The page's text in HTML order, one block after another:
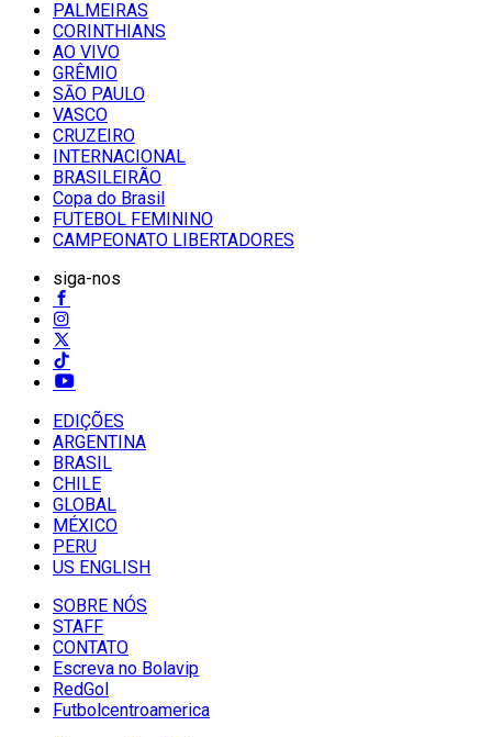
PALMEIRAS
CORINTHIANS
AO VIVO
GRÊMIO
SĀO PAULO
VASCO
CRUZEIRO
INTERNACIONAL
BRASILEIRÃO
Copa do Brasil
FUTEBOL FEMININO
CAMPEONATO LIBERTADORES
siga-nos
EDIÇÕES
ARGENTINA
BRASIL
CHILE
GLOBAL
MÉXICO
PERU
US ENGLISH
SOBRE NÓS
STAFF
CONTATO
Escreva no Bolavip
RedGol
Futbolcentroamerica